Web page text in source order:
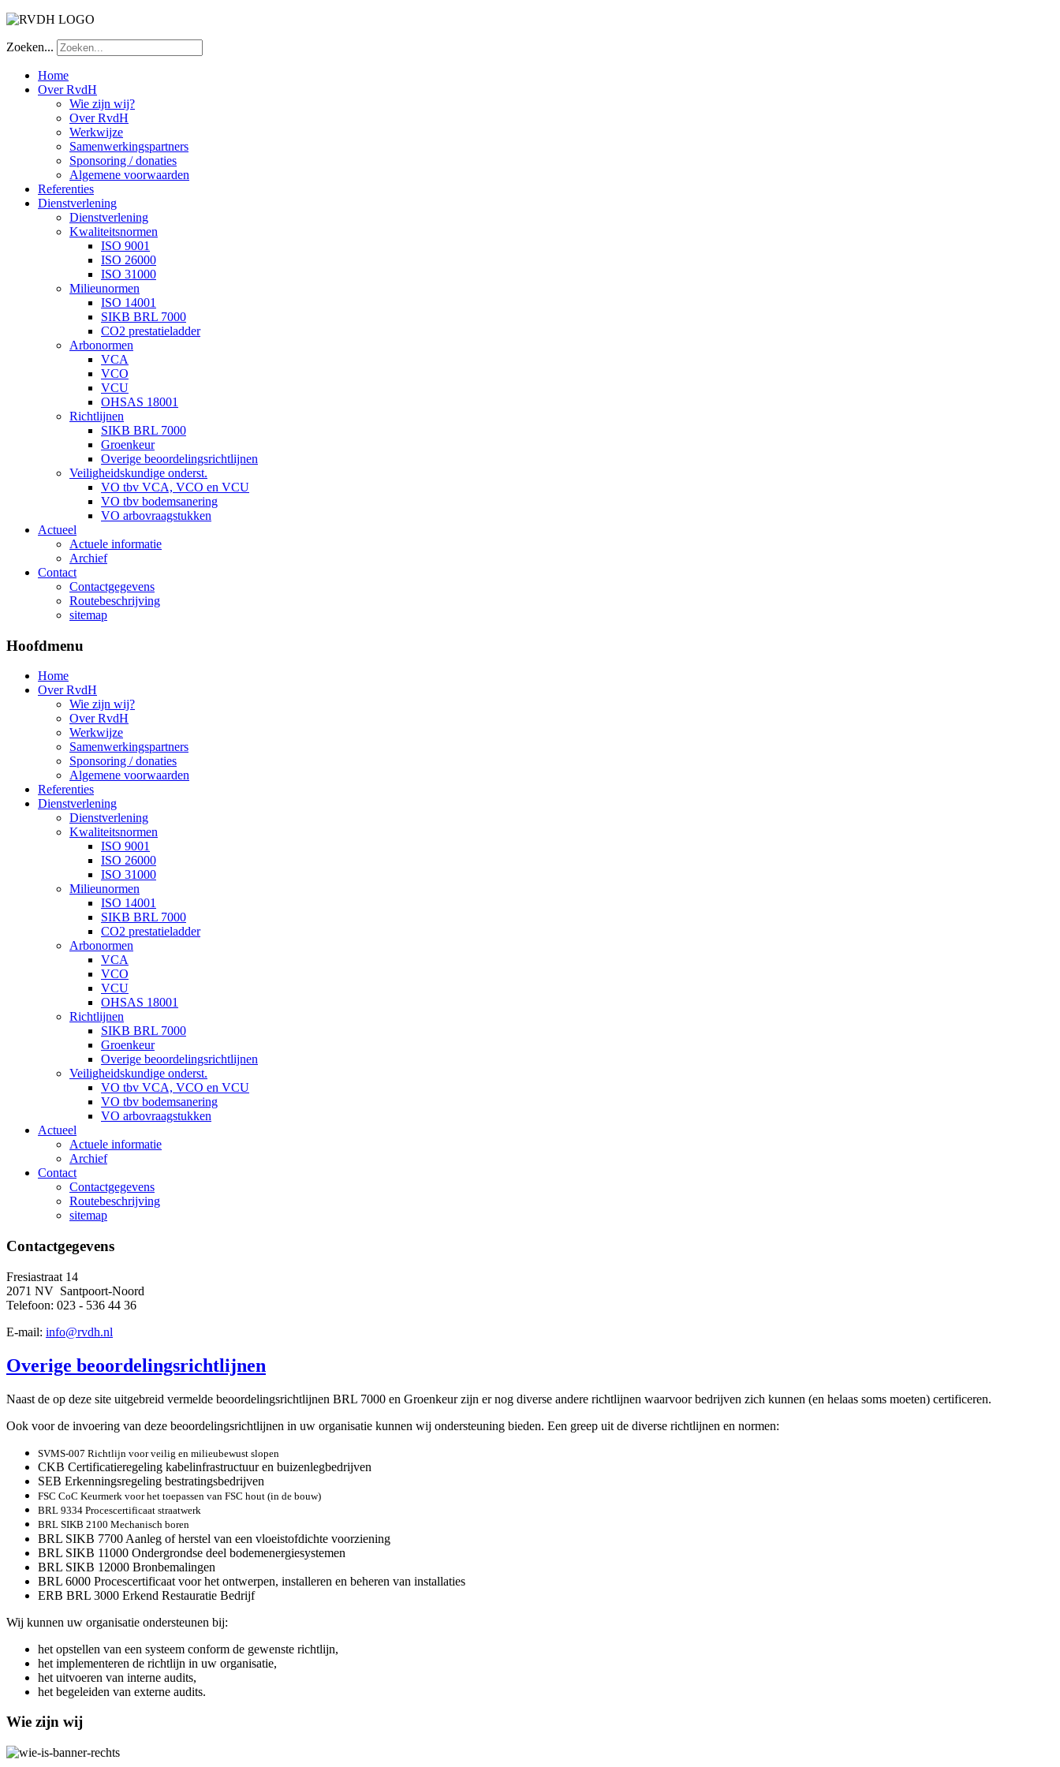
Zoeken...
Home
Over RvdH
Wie zijn wij?
Over RvdH
Werkwijze
Samenwerkingspartners
Sponsoring / donaties
Algemene voorwaarden
Referenties
Dienstverlening
Dienstverlening
Kwaliteitsnormen
ISO 9001
ISO 26000
ISO 31000
Milieunormen
ISO 14001
SIKB BRL 7000
CO2 prestatieladder
Arbonormen
VCA
VCO
VCU
OHSAS 18001
Richtlijnen
SIKB BRL 7000
Groenkeur
Overige beoordelingsrichtlijnen
Veiligheidskundige onderst.
VO tbv VCA, VCO en VCU
VO tbv bodemsanering
VO arbovraagstukken
Actueel
Actuele informatie
Archief
Contact
Contactgegevens
Routebeschrijving
sitemap
Hoofdmenu
Home
Over RvdH
Wie zijn wij?
Over RvdH
Werkwijze
Samenwerkingspartners
Sponsoring / donaties
Algemene voorwaarden
Referenties
Dienstverlening
Dienstverlening
Kwaliteitsnormen
ISO 9001
ISO 26000
ISO 31000
Milieunormen
ISO 14001
SIKB BRL 7000
CO2 prestatieladder
Arbonormen
VCA
VCO
VCU
OHSAS 18001
Richtlijnen
SIKB BRL 7000
Groenkeur
Overige beoordelingsrichtlijnen
Veiligheidskundige onderst.
VO tbv VCA, VCO en VCU
VO tbv bodemsanering
VO arbovraagstukken
Actueel
Actuele informatie
Archief
Contact
Contactgegevens
Routebeschrijving
sitemap
Contactgegevens
Fresiastraat 14
2071 NV Santpoort-Noord
Telefoon: 023 - 536 44 36
E-mail: info@rvdh.nl
Overige beoordelingsrichtlijnen
Naast de op deze site uitgebreid vermelde beoordelingsrichtlijnen BRL 7000 en Groenkeur zijn er nog diverse andere richtlijnen waarvoor bedrijven zich kunnen (en helaas soms moeten) certificeren.
Ook voor de invoering van deze beoordelingsrichtlijnen in uw organisatie kunnen wij ondersteuning bieden. Een greep uit de diverse richtlijnen en normen:
SVMS-007 Richtlijn voor veilig en milieubewust slopen
CKB Certificatieregeling kabelinfrastructuur en buizenlegbedrijven
SEB Erkenningsregeling bestratingsbedrijven
FSC CoC Keurmerk voor het toepassen van FSC hout (in de bouw)
BRL 9334 Procescertificaat straatwerk
BRL SIKB 2100 Mechanisch boren
BRL SIKB 7700 Aanleg of herstel van een vloeistofdichte voorziening
BRL SIKB 11000 Ondergrondse deel bodemenergiesystemen
BRL SIKB 12000 Bronbemalingen
BRL 6000 Procescertificaat voor het ontwerpen, installeren en beheren van installaties
ERB BRL 3000 Erkend Restauratie Bedrijf
Wij kunnen uw organisatie ondersteunen bij:
het opstellen van een systeem conform de gewenste richtlijn,
het implementeren de richtlijn in uw organisatie,
het uitvoeren van interne audits,
het begeleiden van externe audits.
Wie zijn wij